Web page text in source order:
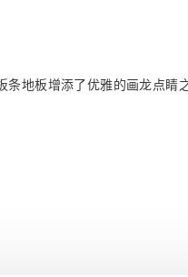
条地板增添了优雅的画龙点睛